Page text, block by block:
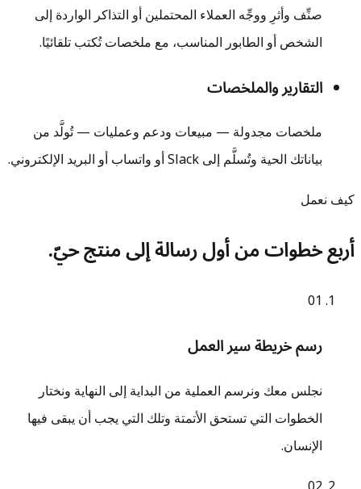
صنِّف وأثرِ ووجِّه العملاء المحتملين أو التذاكر الواردة إلى
الشخص أو الطابور المناسب، مع ملخصات تُكتب تلقائيًا.
التقارير والملخصات
ملخصات مجدولة — مبيعات ودعم وعمليات — تُولَّد من
بياناتك الحية وتُسلَّم إلى Slack أو واتساب أو البريد الإلكتروني.
كيف نعمل
أربع خطوات من أول رسالة إلى منتج حيّ.
01
رسم خريطة سير العمل
نجلس معك ونرسم العملية من البداية إلى النهاية ونختار
الخطوات التي تستحق الأتمتة وتلك التي يجب أن يبقى فيها
الإنسان.